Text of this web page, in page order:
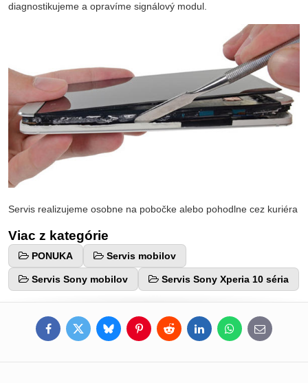
diagnostikujeme a opravíme signálový modul.
Servis realizujeme osobne na pobočke alebo pohodlne cez kuriéra
Viac z kategórie
PONUKA Servis mobilov
Servis Sony mobilov Servis Sony Xperia 10 séria
FacebookTwitterBlueskyPinterestRedditLinkedInWhatsApp
E-
mail